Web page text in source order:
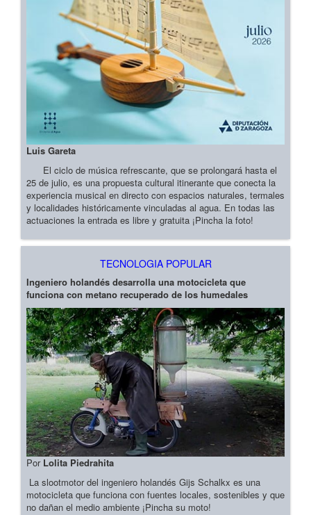
Luis Gareta
El ciclo de música refrescante, que se prolongará hasta el
25 de julio, es una propuesta cultural itinerante que conecta la
experiencia musical en directo con espacios naturales, termales
y localidades históricamente vinculadas al agua. En todas las
actuaciones la entrada es libre y gratuita ¡Pincha la foto!
TECNOLOGIA POPULAR
Ingeniero holandés desarrolla una motocicleta que
funciona con metano recuperado de los humedales
Por Lolita Piedrahita
La slootmotor del ingeniero holandés Gijs Schalkx es una
motocicleta que funciona con fuentes locales, sostenibles y que
no dañan el medio ambiente ¡Pincha su moto!